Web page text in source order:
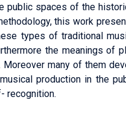
public spaces of the
this work
types of traditional
the meanings of
many of them
production in the
recognition.